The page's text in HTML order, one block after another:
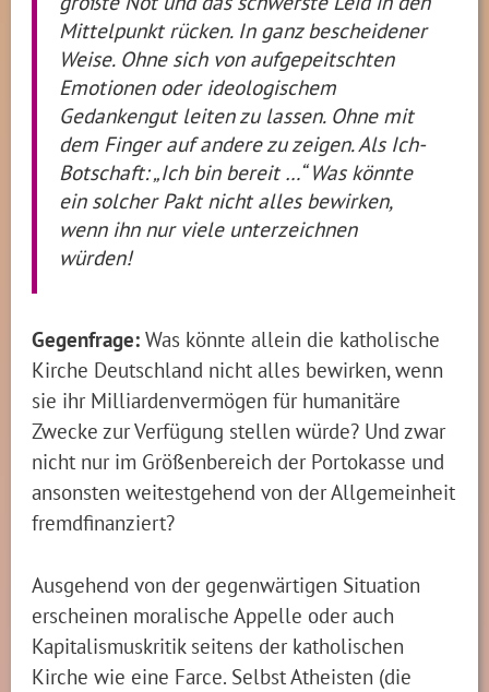
Mittelpunkt rücken. In ganz bescheidener
Weise. Ohne sich von aufgepeitschten
Emotionen oder ideologischem
Gedankengut leiten zu lassen. Ohne mit
dem Finger auf andere zu zeigen. Als Ich-
Botschaft: „Ich bin bereit …“ Was könnte
ein solcher Pakt nicht alles bewirken,
wenn ihn nur viele unterzeichnen
würden!
Gegenfrage: Was könnte allein die katholische
Kirche Deutschland nicht alles bewirken, wenn
sie ihr Milliardenvermögen für humanitäre
Zwecke zur Verfügung stellen würde? Und zwar
nicht nur im Größenbereich der Portokasse und
ansonsten weitestgehend von der Allgemeinheit
fremdfinanziert?
Ausgehend von der gegenwärtigen Situation
erscheinen moralische Appelle oder auch
Kapitalismuskritik seitens der katholischen
Kirche wie eine Farce. Selbst Atheisten (die